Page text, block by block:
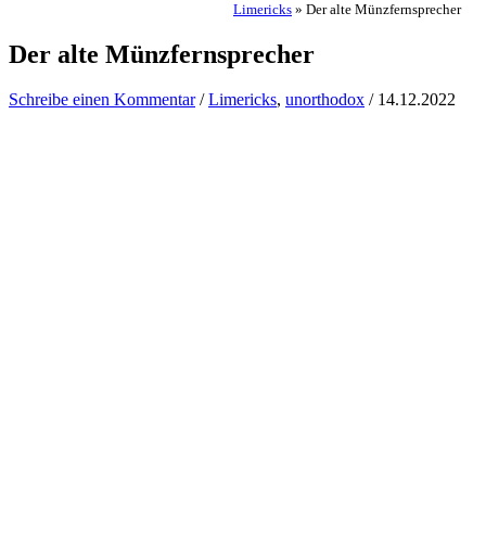
Limericks » Der alte Münzfernsprecher
Der alte Münzfernsprecher
Schreibe einen Kommentar /Limericks, unorthodox / 14.12.2022